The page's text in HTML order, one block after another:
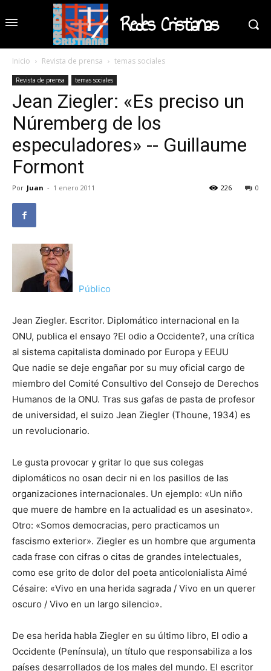
Redes Cristianas
Inicio Revista de prensa temas sociales
Revista de prensa temas sociales
Jean Ziegler: «Es preciso un
Núremberg de los
especuladores» -- Guillaume
Formont
Por Juan - 1 enero 2011 0
226
Público
Jean Ziegler. Escritor. Diplomático internacional en la
ONU, publica el ensayo ?El odio a Occidente?, una crítica
al sistema capitalista dominado por Europa y EEUU
Que nadie se deje engañar por su muy oficial cargo de
miembro del Comité Consultivo del Consejo de Derechos
Humanos de la ONU. Tras sus gafas de pasta de profesor
de universidad, el suizo Jean Ziegler (Thoune, 1934) es
un revolucionario.
Le gusta provocar y gritar lo que sus colegas
diplomáticos no osan decir ni en los pasillos de las
organizaciones internacionales. Un ejemplo: «Un niño
que muere de hambre en la actualidad es un asesinato».
Otro: «Somos democracias, pero practicamos un
fascismo exterior». Ziegler es un hombre que argumenta
cada frase con cifras o citas de grandes intelectuales,
como ese grito de dolor del poeta anticolonialista Aimé
Césaire: «Vivo en una herida sagrada / Vivo en un querer
oscuro / Vivo en un largo silencio».
De esa herida habla Ziegler en su último libro, El odio a
Occidente (Península), un título que responsabiliza a los
países desarrollados de los males del mundo. El escritor